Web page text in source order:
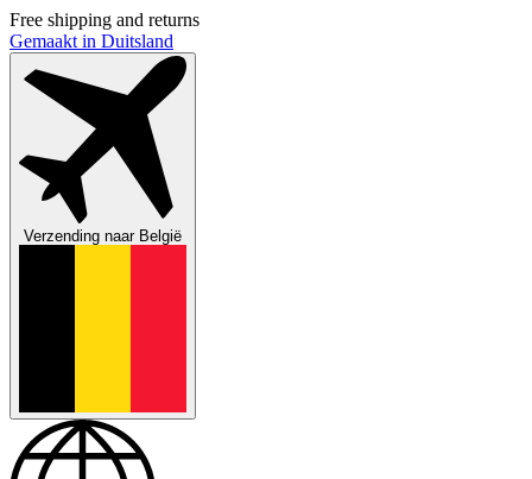
Free shipping and returns
Gemaakt in Duitsland
Verzending naarBelgië